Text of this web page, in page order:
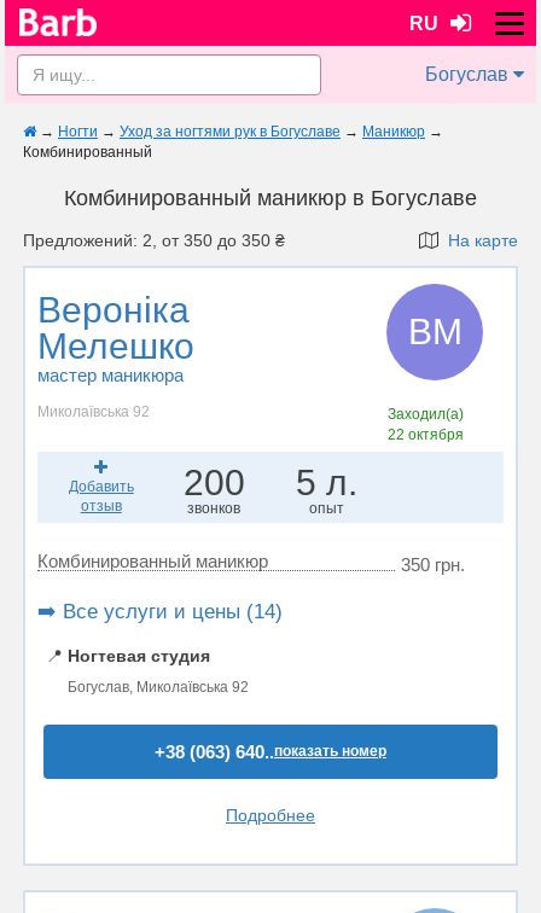
RU
Богуслав
→ Ногти → Уход за ногтями рук в Богуславе → Маникюр →
Комбинированный
Комбинированный маникюр в Богуславе
Предложений: 2, от 350 до 350 ₴ На карте
Вероніка
Мелешко
мастер маникюра
ВМ
Миколаївська 92
Заходил(а)
22 октября
Добавить
отзыв
200
звонков
5 л.
опыт
Комбинированный маникюр 350 грн.
➡️ Все услуги и цены (14)
📍 Ногтевая студия
Богуслав, Миколаївська 92
+38 (063) 640..показать номер
Подробнее